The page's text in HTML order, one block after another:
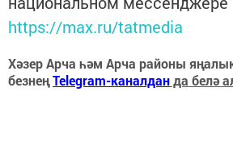
https://max.ru/tatmedia
Хәзер Арча һәм Арча районы
безнеңTelegram-каналданда белә